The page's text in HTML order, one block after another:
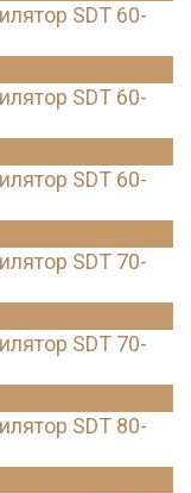
SDT 60-
SDT 60-
SDT 60-
SDT 70-
SDT 70-
SDT 80-